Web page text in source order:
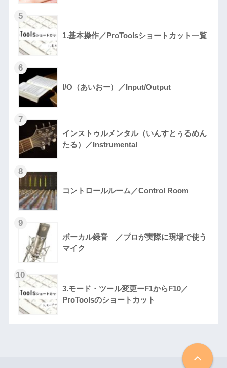
1.基本操作／ProToolsショートカット一覧
I/O（あいおー）／Input/Output
インストゥルメンタル（いんすとぅるめん
たる）／Instrumental
コントロールルーム／Control Room
ボーカル録音 ／プロが実際に現場で使う
マイク
3.モード・ツール変更ーF1からF10／
ProToolsのショートカット